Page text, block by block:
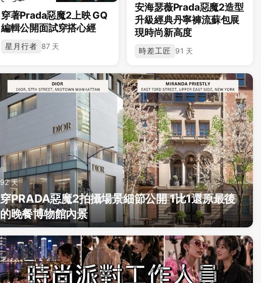
穿著Prada惡魔2上映 GQ
編輯公開面試穿搭心經
星月行者 87 天
安海瑟薇Prada惡魔2造型
升級經典丹寧褲流蘇包展
現時尚新高度
時差工匠 91 天
92 天
穿PRADA惡魔2拍攝場景細節公開 1比1還原最後
的晚餐博物館內景